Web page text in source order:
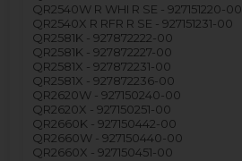
QR2540W R WHI R SE - 927151220-00
QR2540X R RFR R SE - 927151231-00
QR2581K - 927872222-00
QR2581K - 927872227-00
QR2581X - 927872231-00
QR2581X - 927872236-00
QR2620W - 927150240-00
QR2620X - 927150251-00
QR2660K - 927150442-00
QR2660W - 927150440-00
QR2660X - 927150451-00